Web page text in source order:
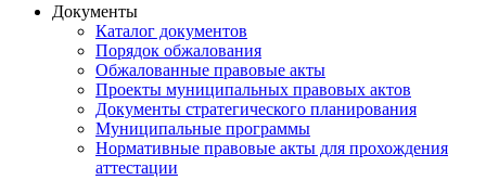
Документы
Каталог документов
Порядок обжалования
Обжалованные правовые акты
Проекты муниципальных правовых актов
Документы стратегического планирования
Муниципальные программы
Нормативные правовые акты для прохождения
аттестации